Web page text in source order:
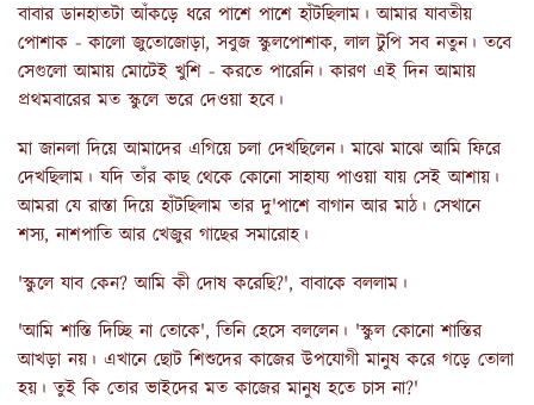
বাবার ডানহাতটা আঁকড়ে ধরে পাশে পাশে হাঁটছিলাম। আমার যাবতীয়
পোশাক - কালো জুতোজোড়া, সবুজ স্কুলপোশাক, লাল টুপি সব নতুন। তবে
সেগুলো আমায় মোটেই খুশি - করতে পারেনি। কারণ এই দিন আমায়
প্রথমবারের মত স্কুলে ভরে দেওয়া হবে।
মা জানলা দিয়ে আমাদের এগিয়ে চলা দেখছিলেন। মাঝে মাঝে আমি ফিরে
দেখছিলাম। যদি তাঁর কাছ থেকে কোনো সাহায্য পাওয়া যায় সেই আশায়।
আমরা যে রাস্তা দিয়ে হাঁটছিলাম তার দু'পাশে বাগান আর মাঠ। সেখানে
শস্য, নাশপাতি আর খেজুর গাছের সমারোহ।
'স্কুলে যাব কেন? আমি কী দোষ করেছি?', বাবাকে বললাম।
'আমি শাস্তি দিচ্ছি না তোকে', তিনি হেসে বললেন। 'স্কুল কোনো শাস্তির
আখড়া নয়। এখানে ছোট শিশুদের কাজের উপযোগী মানুষ করে গড়ে তোলা
হয়। তুই কি তোর ভাইদের মত কাজের মানুষ হতে চাস না?'